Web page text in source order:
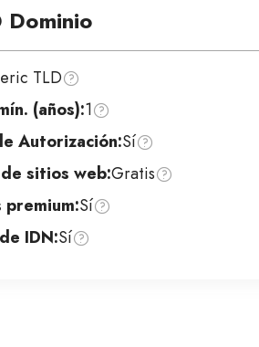
Dominio
TLD
(años):1
Autorización:Sí
sitios web:Gratis
premium:Sí
IDN:Sí